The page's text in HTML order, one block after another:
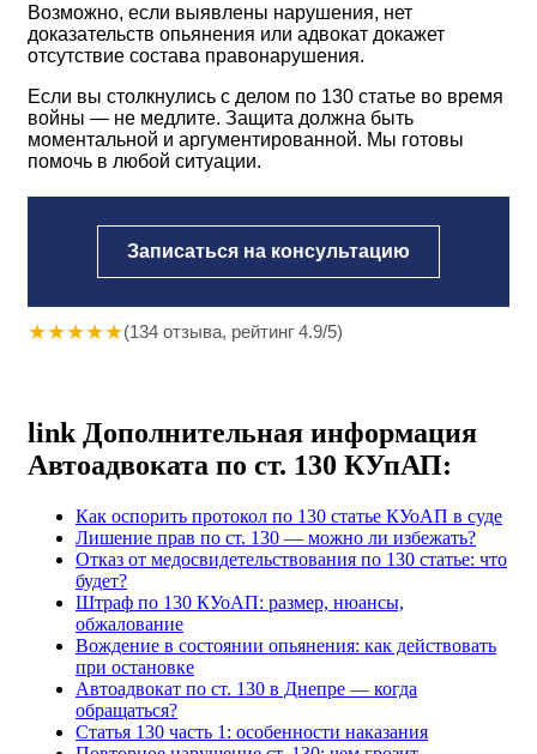
Возможно, если выявлены нарушения, нет
доказательств опьянения или адвокат докажет
отсутствие состава правонарушения.
Если вы столкнулись с делом по 130 статье во время
войны — не медлите. Защита должна быть
моментальной и аргументированной. Мы готовы
помочь в любой ситуации.
Записаться на консультацию
★★★★★(134 отзыва, рейтинг 4.9/5)
link Дополнительная информация
Автоадвоката по ст. 130 КУпАП:
Как оспорить протокол по 130 статье КУоАП в суде
Лишение прав по ст. 130 — можно ли избежать?
Отказ от медосвидетельствования по 130 статье: что
будет?
Штраф по 130 КУоАП: размер, нюансы,
обжалование
Вождение в состоянии опьянения: как действовать
при остановке
Автоадвокат по ст. 130 в Днепре — когда
обращаться?
Статья 130 часть 1: особенности наказания